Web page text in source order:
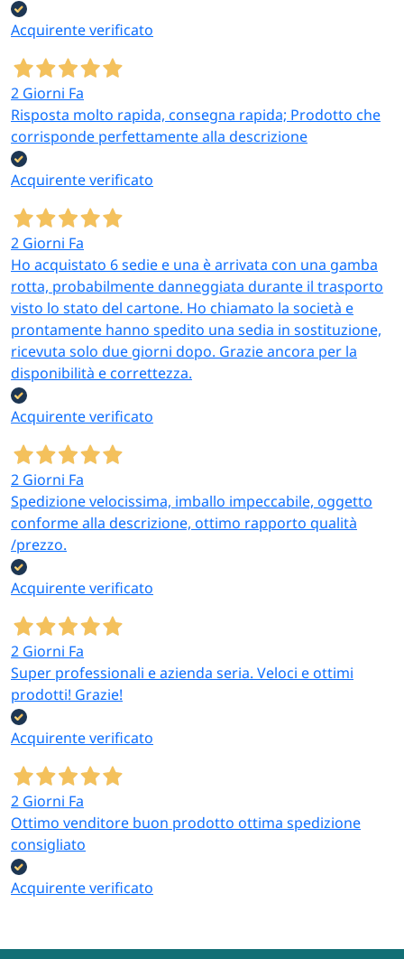
Acquirente verificato
2 Giorni Fa
Risposta molto rapida, consegna rapida; Prodotto che
corrisponde perfettamente alla descrizione
Acquirente verificato
2 Giorni Fa
Ho acquistato 6 sedie e una è arrivata con una gamba
rotta, probabilmente danneggiata durante il trasporto
visto lo stato del cartone. Ho chiamato la società e
prontamente hanno spedito una sedia in sostituzione,
ricevuta solo due giorni dopo. Grazie ancora per la
disponibilità e correttezza.
Acquirente verificato
2 Giorni Fa
Spedizione velocissima, imballo impeccabile, oggetto
conforme alla descrizione, ottimo rapporto qualità
/prezzo.
Acquirente verificato
2 Giorni Fa
Super professionali e azienda seria. Veloci e ottimi
prodotti! Grazie!
Acquirente verificato
2 Giorni Fa
Ottimo venditore buon prodotto ottima spedizione
consigliato
Acquirente verificato